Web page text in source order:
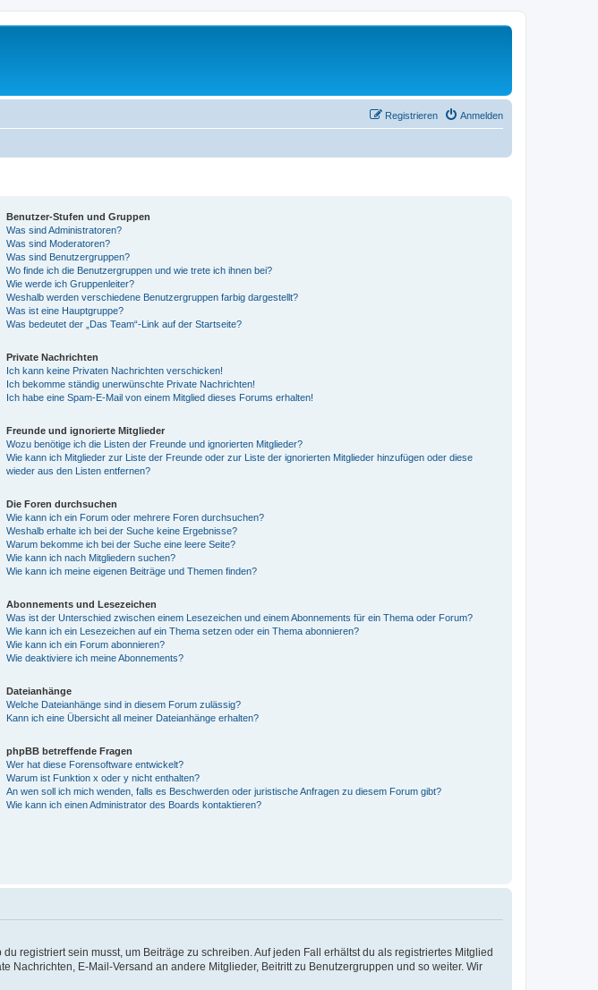
Anmelden
Registrieren
Benutzer-Stufen und Gruppen
Was sind Administratoren?
Was sind Moderatoren?
Was sind Benutzergruppen?
Wo finde ich die Benutzergruppen und wie trete ich ihnen bei?
Wie werde ich Gruppenleiter?
Weshalb werden verschiedene Benutzergruppen farbig dargestellt?
Was ist eine Hauptgruppe?
Was bedeutet der „Das Team“-Link auf der Startseite?
Private Nachrichten
Ich kann keine Privaten Nachrichten verschicken!
Ich bekomme ständig unerwünschte Private Nachrichten!
Ich habe eine Spam-E-Mail von einem Mitglied dieses Forums erhalten!
Freunde und ignorierte Mitglieder
Wozu benötige ich die Listen der Freunde und ignorierten Mitglieder?
Wie kann ich Mitglieder zur Liste der Freunde oder zur Liste der ignorierten Mitglieder hinzufügen oder diese
wieder aus den Listen entfernen?
Die Foren durchsuchen
Wie kann ich ein Forum oder mehrere Foren durchsuchen?
Weshalb erhalte ich bei der Suche keine Ergebnisse?
Warum bekomme ich bei der Suche eine leere Seite?
Wie kann ich nach Mitgliedern suchen?
Wie kann ich meine eigenen Beiträge und Themen finden?
Abonnements und Lesezeichen
Was ist der Unterschied zwischen einem Lesezeichen und einem Abonnements für ein Thema oder Forum?
Wie kann ich ein Lesezeichen auf ein Thema setzen oder ein Thema abonnieren?
Wie kann ich ein Forum abonnieren?
Wie deaktiviere ich meine Abonnements?
Dateianhänge
Welche Dateianhänge sind in diesem Forum zulässig?
Kann ich eine Übersicht all meiner Dateianhänge erhalten?
phpBB betreffende Fragen
Wer hat diese Forensoftware entwickelt?
Warum ist Funktion x oder y nicht enthalten?
An wen soll ich mich wenden, falls es Beschwerden oder juristische Anfragen zu diesem Forum gibt?
Wie kann ich einen Administrator des Boards kontaktieren?
registriert sein musst, um Beiträge zu schreiben. Auf jeden Fall erhältst du als registriertes Mitglied
Nachrichten, E-Mail-Versand an andere Mitglieder, Beitritt zu Benutzergruppen und so weiter. Wir